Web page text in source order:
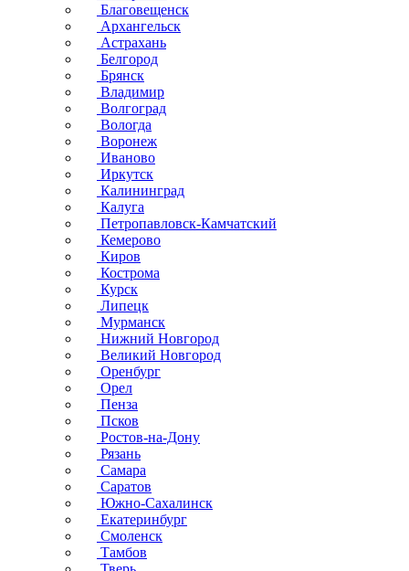
Благовещенск
Архангельск
Астрахань
Белгород
Брянск
Владимир
Волгоград
Вологда
Воронеж
Иваново
Иркутск
Калининград
Калуга
Петропавловск-Камчатский
Кемерово
Киров
Кострома
Курск
Липецк
Мурманск
Нижний Новгород
Великий Новгород
Оренбург
Орел
Пенза
Псков
Ростов-на-Дону
Рязань
Самара
Саратов
Южно-Сахалинск
Екатеринбург
Смоленск
Тамбов